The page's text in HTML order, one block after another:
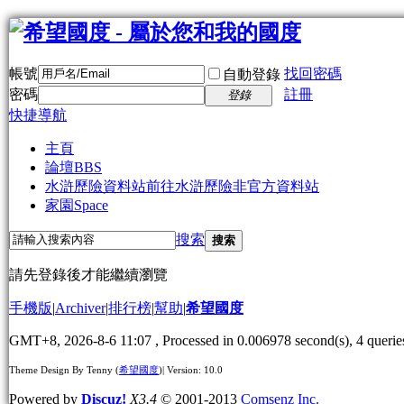
帳號 自動登錄 找回密碼
密碼
登錄
註冊
快捷導航
主頁
論壇BBS
水滸歷險資料站前往水滸歷險非官方資料站
家園 Space
搜索 搜索
請先登錄後才能繼續瀏覽
手機版|Archiver|排行榜|幫助|希望國度
GMT+8, 2026-8-6 11:07 , Processed in 0.006978 second(s), 4
Theme Design By Tenny (希望國度)| Version: 10.0
Powered by Discuz! X3.4 © 2001-2013 Comsenz Inc.